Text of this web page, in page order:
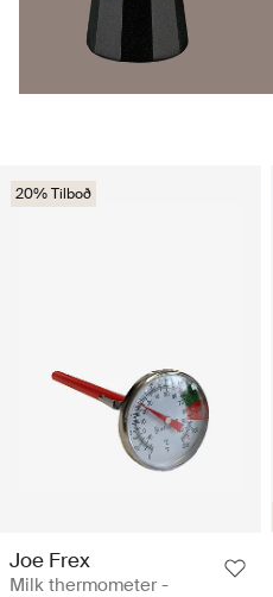
20% Tilboð
Joe Frex
Milk thermometer -